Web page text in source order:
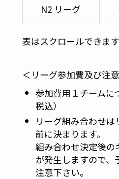
N2 リーグ
表はスクロールできま
＜リーグ参加費及び注
参加費用１チームに
税込）
リーグ組み合わせ
前に決まります。
組み合わせ決定後の
が発生しますので
注意下さい。